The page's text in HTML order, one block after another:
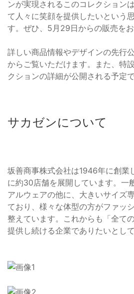
ンが実現されるこのコレクション
て人々に笑顔を提供したいという
す。ぜひ、5月29日からの販売をお
詳しい商品情報やデザインの先行公
からご覧いただけます。また、特
クションの詳細が公開される予定で
サカゼンについて
坂善商事株式会社は1946年に創業
に約30店舗を展開しています。一
アルウェアの他に、大きいサイズ
ており、様々な体型の方がファッ
整えています。これからも「全て
提供し続ける企業でありたいとして